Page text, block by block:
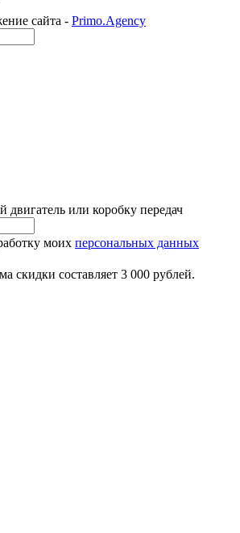
сайта - Primo.Agency
двигатель или коробку передач
моих персональных данных
скидки составляет 3 000 рублей.